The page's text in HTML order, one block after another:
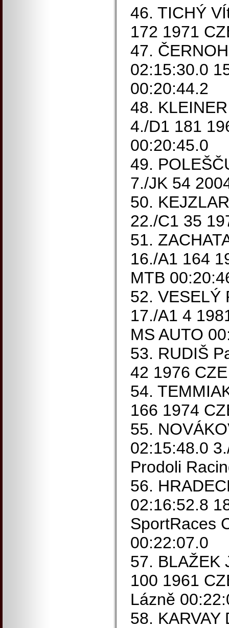
46. TICHÝ
172 1971
47.
02:15:30.0
00:20:44.2
48.
4./D1 181
00:20:45.0
49.
7./JK 54
50.
22./C1 35
51.
16./A1 164
MTB
52. VESELÝ
17./A1 4
MS AUTO
53. RUDIŠ
42 1976
54.
166 1974
55.
02:15:48.0
Prodoli
56.
02:16:52.8
SportRaces
00:22:07.0
57. BLAŽEK
100 1961
Lázně
58.